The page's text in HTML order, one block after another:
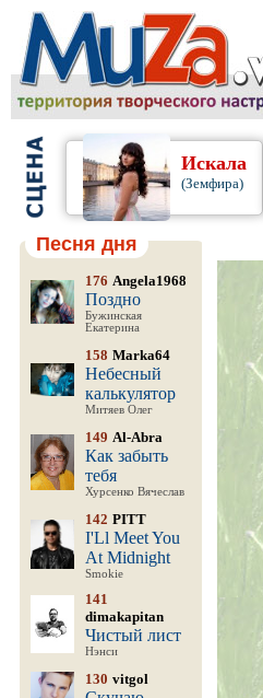
Искала
(Земфира)
Песня дня
176 Angela1968
Поздно
Бужинская
Екатерина
158 Marka64
Небесный
калькулятор
Митяев Олег
149 Al-Abra
Как забыть
тебя
Хурсенко Вячеслав
142 PITT
I'Ll Meet You
At Midnight
Smokie
141
dimakapitan
Чистый лист
Нэнси
130 vitgol